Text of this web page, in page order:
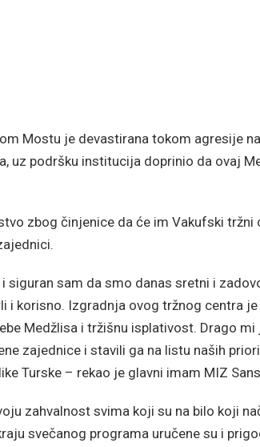
Mostu je devastirana tokom agresije
uz podršku institucija doprinio da ovaj
zbog činjenice da će im Vakufski tržni
siguran sam da smo danas sretni i
i korisno. Izgradnja ovog tržnog centra
Medžlisa i tržišnu isplativost. Drago
zajednice i stavili ga na listu naših
Turske – rekao je glavni imam MIZ
zahvalnost svima koji su na bilo koji
svečanog programa uručene su i